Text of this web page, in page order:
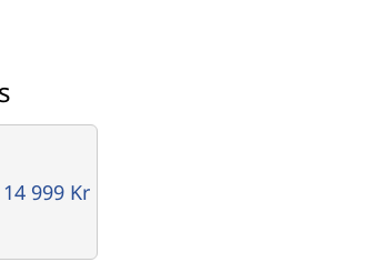
999 Kr